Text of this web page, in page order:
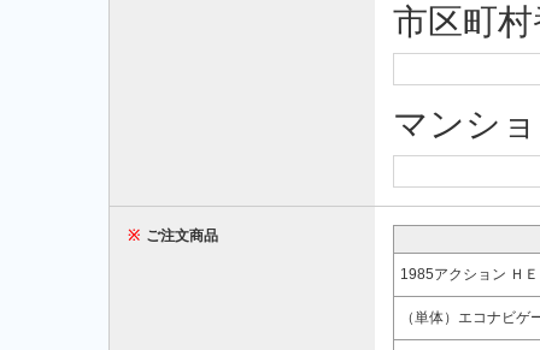
市区町
マンシ
※ ご注文商品
1985アクション Ｈ
（単体）エコナビゲ